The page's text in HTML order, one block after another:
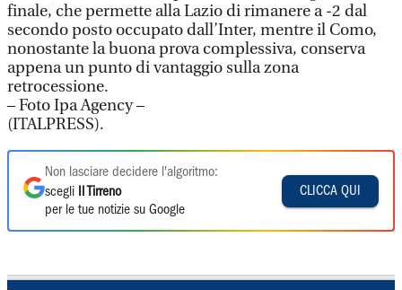
finale, che permette alla Lazio di rimanere a -2 dal
secondo posto occupato dall’Inter, mentre il Como,
nonostante la buona prova complessiva, conserva
appena un punto di vantaggio sulla zona
retrocessione.
– Foto Ipa Agency –
(ITALPRESS).
Non lasciare decidere l'algoritmo:
scegli
Il Tirreno
per le tue notizie su Google
CLICCA QUI